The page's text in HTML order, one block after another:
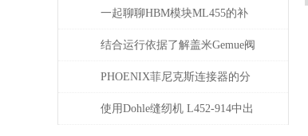
误区
一起聊聊HBM模块ML455的补
偿问题
结合运行依据了解盖米Gemue阀
门
PHOENIX菲尼克斯连接器的分
类及应用领域
使用Dohle缝纫机 L452-914中出